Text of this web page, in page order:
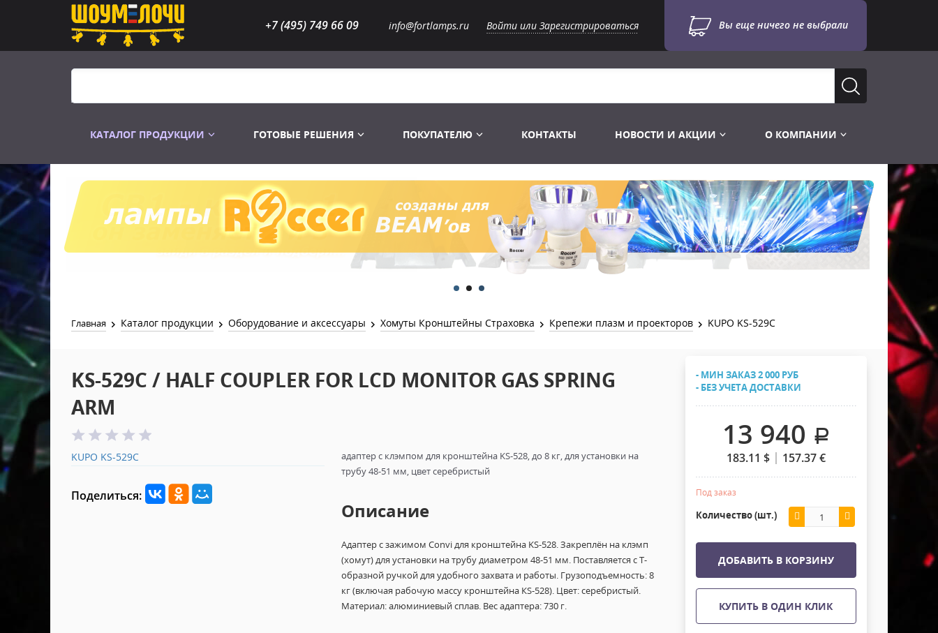
+7 (495) 749 66 09 info@fortlamps.ru Войти или Зарегистрироваться Вы еще ничего не выбрали
КАТАЛОГ ПРОДУКЦИИ
Распродажа
Лампы Винтаж Ретро Декор
Лампы галогенные 6-120 V
Лампы студийные 110-240 V
Лампы-фары PAR
Лампы для бассейна
Лампы газоразрядные
Лампы UV TUV HNS
Лампы видеопроекторные
Пускорегулирующая аппаратура
Распродажа
Перчатки
Сумки и подсумки
Ремни и страховка
Инструменты
Готовые комплекты
Конструктор МИКРОСЦЕНА
Распродажа
Световое оборудование
Аксессуары для света
Управление и Распределение
Лебёдки и Аксессуары
Фермы Штативы Стойки
Хомуты Кронштейны Страховка
Защитные чехлы и Кейсы
Распродажа
2х канальные модули
4х канальные модули
6и канальные модули
Напольные покрытия
Лежачий полицейский ИДН
ГОТОВЫЕ РЕШЕНИЯ ПОКУПАТЕЛЮ КОНТАКТЫ НОВОСТИ И АКЦИИ О КОМПАНИИ
Главная Каталог продукции Оборудование и аксессуары Хомуты Кронштейны Страховка Крепежи плазм и проекторов KUPO KS-529C
KS-529C / HALF COUPLER FOR LCD MONITOR GAS SPRING
ARM
KUPO KS-529C
Поделиться:
адаптер с клэмпом для кронштейна KS-528, до 8 кг, для установки на
трубу 48-51 мм, цвет серебристый
Описание
Адаптерс зажимом Convi для кронштейнаKS-528. Закреплён на клэмп
(хомут)для установки на трубу диаметром 48-51 мм. Поставляется с Т-
образной ручкой для удобного захвата и работы. Грузоподъемность: 8
кг (включая рабочую массу кронштейна КS-528). Цвет: серебристый.
Материал: алюминиевый сплав. Вес адаптера: 730 г.
- МИН ЗАКАЗ 2 000 РУБ
- БЕЗ УЧЕТА ДОСТАВКИ
13 940 .
183.11 $ 157.37€
Под заказ
Количество (шт.)
ДОБАВИТЬ В КОРЗИНУ
КУПИТЬ В ОДИН КЛИК